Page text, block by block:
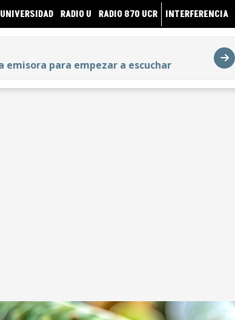
RADIO U RADIO 870 UCR INTERFERENCIA
emisora para empezar a escuchar
emisora para empezar a escuchar